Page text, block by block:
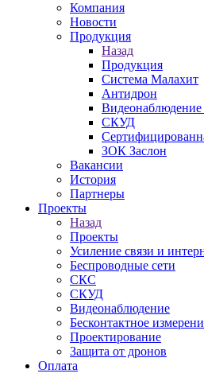
Компания
Новости
Продукция
Назад
Продукция
Система Малахит
Антидрон
Видеонаблюдение
СКУД
ЗОК Заслон
Вакансии
История
Партнеры
Проекты
Назад
Проекты
Усиление связи и
Беспроводные сети
СКС
СКУД
Видеонаблюдение
Бесконтактное
Проектирование
Защита от дронов
Оплата